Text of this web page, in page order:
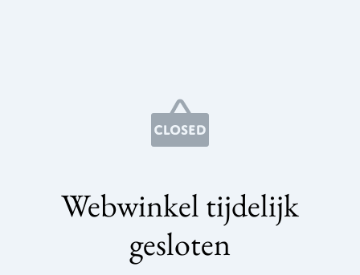
Webwinkel tijdelijk
gesloten